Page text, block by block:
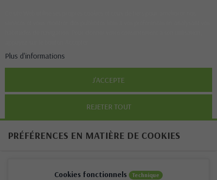
Plus d'informations
REJETER TOUT
J'ACCEPTE
PRÉFÉRENCES EN MATIÈRE DE COOKIES
Cookies fonctionnels Technique